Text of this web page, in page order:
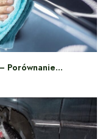
Porównanie…